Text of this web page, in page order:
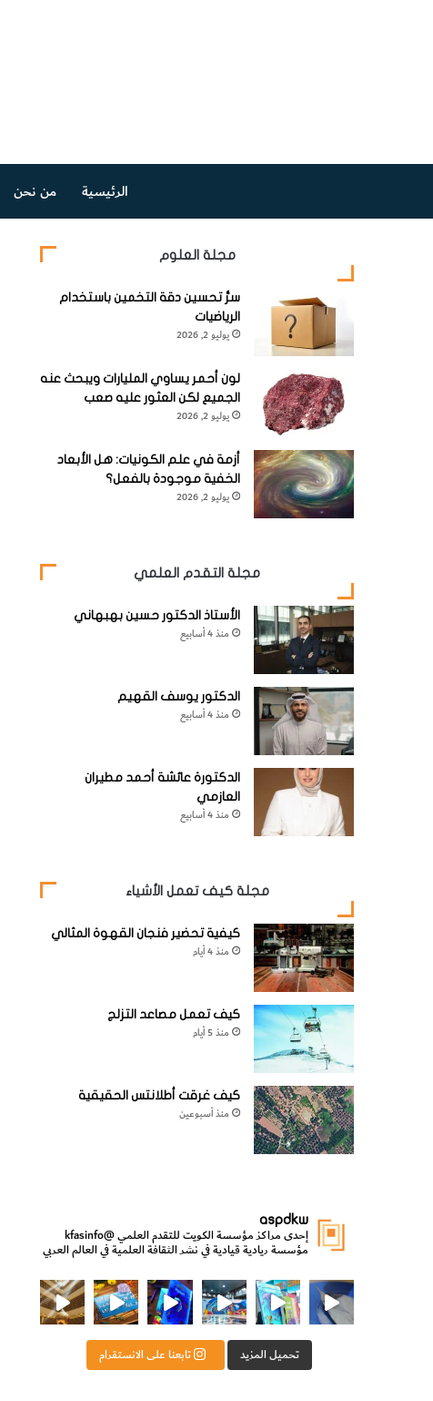
الرئيسية من نحن
مجلة العلوم
سرُّ تحسين دقة التخمين باستخدام
الرياضيات
يوليو 2, 2026
لون أحمر يساوي المليارات ويبحث عنه
الجميع لكن العثور عليه صعب
يوليو 2, 2026
أزمة في علم الكونيات: هل الأبعاد
الخفية موجودة بالفعل؟
يوليو 2, 2026
مجلة التقدم العلمي
الأستاذ الدكتور حسين بهبهاني
منذ 4 أسابيع
الدكتور يوسف القهيم
منذ 4 أسابيع
الدكتورة عائشة أحمد مطيران
العازمي
منذ 4 أسابيع
مجلة كيف تعمل الأشياء
كيفية تحضير فنجان القهوة المثالي
منذ 4 أيام
كيف تعمل مصاعد التزلج
منذ 5 أيام
كيف غرقت أطلانتس الحقيقية
منذ أسبوعين
aspdkw
إحدى مراكز مؤسسة الكويت للتقدم العلمي@kfasinfo
مؤسسة ريادية قيادية في نشر الثقافة العلمية في العالم العربي
ووزير الدولة لشؤون الش
من الأعماق نكتشف ومن الكتب نتعلّم⁨ رجعنا! ما كنّا بعيد! مجهزين لكم كل جديد!⁩
تحميل المزيد تابعنا على الانستقرام